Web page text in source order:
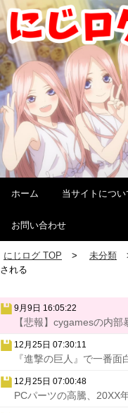
ホーム 当サイトについ
お問い合わせ
にじログ TOP 未分類
される
9月9日 16:05:22
【悲報】cygamesの内部
12月25日 07:30:11
『進撃の巨人』で一番面
12月25日 07:00:48
PCパーツの高騰、20XX